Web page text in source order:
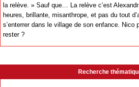
la relève. » Sauf que… La relève c’est
heures, brillante, misanthrope, et pas du tout
s’enterrer dans le village de son enfance. Nico
rester ?
Recherche